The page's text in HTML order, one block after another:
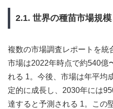
2.1. 世界の種苗市場規模
複数の市場調査レポートを統
市場は2022年時点で約540億
れる 1。今後、市場は年平均
定的に成長し、2030年には
達すると予測される 1。この